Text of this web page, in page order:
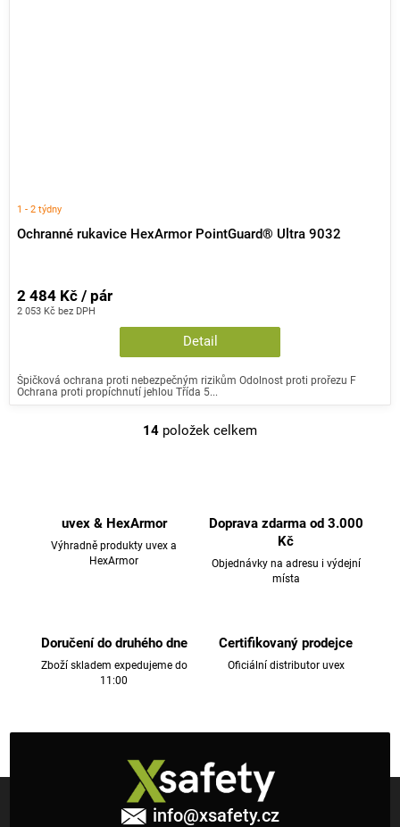
Ochranné rukavice HexArmor PointGuard® Ultra 9032
1 - 2 týdny
2 053 Kč bez DPH
2 484 Kč / pár
Detail
Špičková ochrana proti nebezpečným rizikům Odolnost proti prořezu F
Ochrana proti propíchnutí jehlou Třída 5...
O
ý
i
s
u
14 položek celkem
uvex & HexArmor
Výhradně produkty uvex a
HexArmor
Doprava zdarma od 3.000
Kč
Objednávky na adresu i výdejní
místa
Doručení do druhého dne
Zboží skladem expedujeme do
11:00
Certifikovaný prodejce
Oficiální distributor uvex
info@xsafety.cz